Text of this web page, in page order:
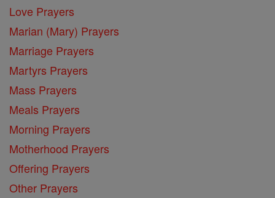
Love Prayers
Marian (Mary) Prayers
Marriage Prayers
Martyrs Prayers
Mass Prayers
Meals Prayers
Morning Prayers
Motherhood Prayers
Offering Prayers
Other Prayers